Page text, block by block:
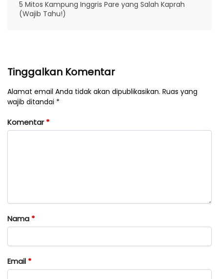
5 Mitos Kampung Inggris Pare yang Salah Kaprah
(Wajib Tahu!)
Tinggalkan Komentar
Alamat email Anda tidak akan dipublikasikan. Ruas yang
wajib ditandai *
Komentar*
Nama *
Email *